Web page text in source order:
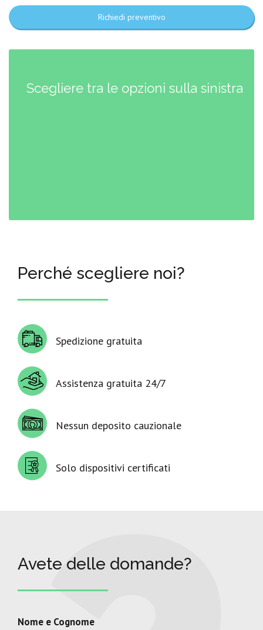
Richiedi preventivo
Scegliere tra le opzioni sulla sinistra
Perché scegliere noi?
Spedizione gratuita
Assistenza gratuita 24/7
Nessun deposito cauzionale
Solo dispositivi certificati
Avete delle domande?
Nome e Cognome